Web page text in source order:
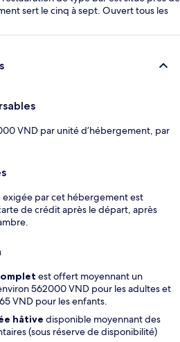
sert le cinq à sept. Ouvert tous les
VND par unité d’hébergement, par
exigée par cet hébergement est
de crédit après le départ, après
est offert moyennant un
562000 VND pour les adultes et
VND pour les enfants.
hâtive disponible moyennant des
(sous réserve de disponibilité)